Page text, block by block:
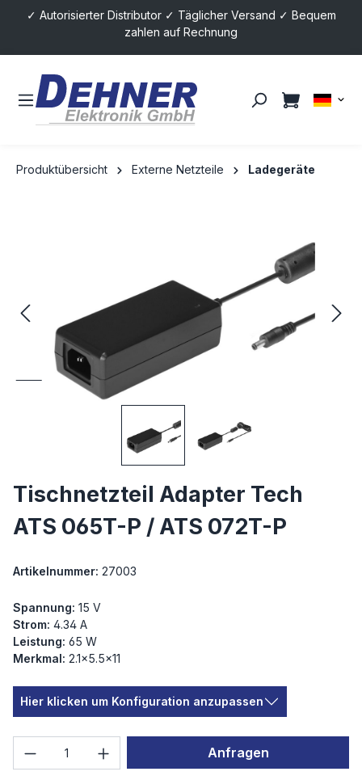
springen
✓ Autorisierter Distributor ✓ Täglicher Versand ✓ Bequem
zahlen auf Rechnung
Produktübersicht Externe Netzteile Ladegeräte
Tischnetzteil Adapter Tech
ATS 065T-P / ATS 072T-P
Artikelnummer: 27003
Spannung: 15 V
Strom: 4.34 A
Leistung: 65 W
Merkmal: 2.1×5.5×11
Hier klicken um Konfiguration anzupassen
Produkt Anzahl: Gib den gewünschten
Anfragen